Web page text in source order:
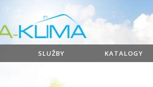
SLUŽBY KATALOGY